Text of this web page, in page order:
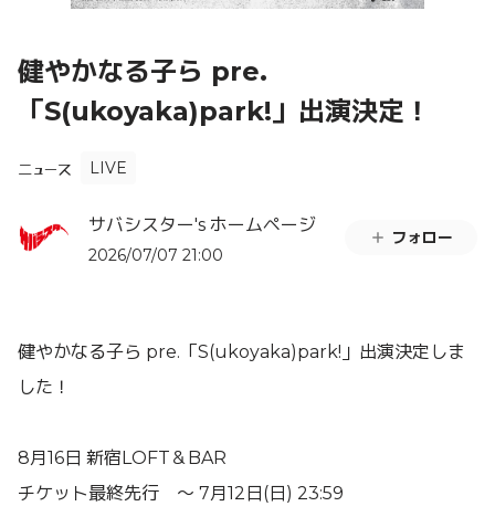
健やかなる子ら pre.
「S(ukoyaka)park!」出演決定！
ニュース LIVE
サバシスター's ホームページ
2026/07/07 21:00
フォロー
健やかなる子ら pre.「S(ukoyaka)park!」出演決定しま
した！
8月16日 新宿LOFT＆BAR
チケット最終先行 ～ 7月12日(日) 23:59